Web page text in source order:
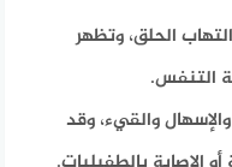
الحلق، وتظهر
التنفس.
والقيء، وقد